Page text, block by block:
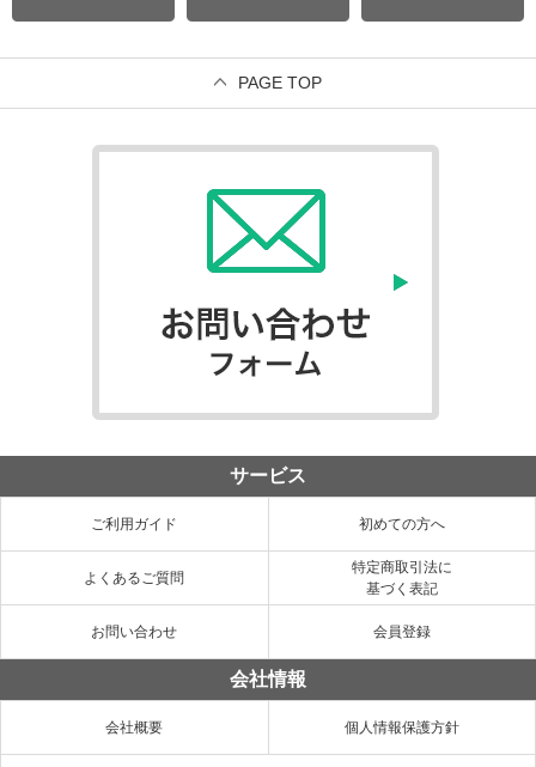
PAGE TOP
サービス
ご利用ガイド 初めての方へ
よくあるご質問
特定商取引法に
基づく表記
お問い合わせ 会員登録
会社情報
会社概要 個人情報保護方針